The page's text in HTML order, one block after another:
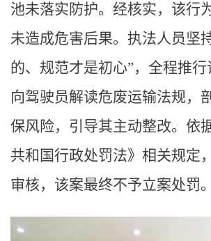
池未落实防护。经核实，该行
未造成危害后果。执法人员坚
的、规范才是初心”，全程推行
向驾驶员解读危废运输法规，
保风险，引导其主动整改。依
共和国行政处罚法》相关规定
审核，该案最终不予立案处罚。